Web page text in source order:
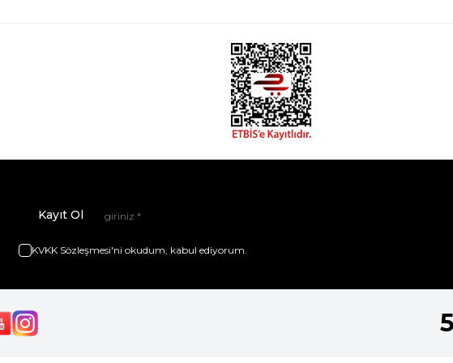
Kayıt Ol
KVKK Sözleşmesi'ni okudum, kabul ediyorum.